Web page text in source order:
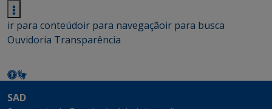
ir para conteúdoir para navegaçãoir para busca
Ouvidoria Transparência
SAD